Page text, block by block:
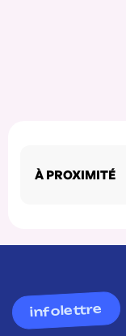
À PROXIMITÉ
infolettre